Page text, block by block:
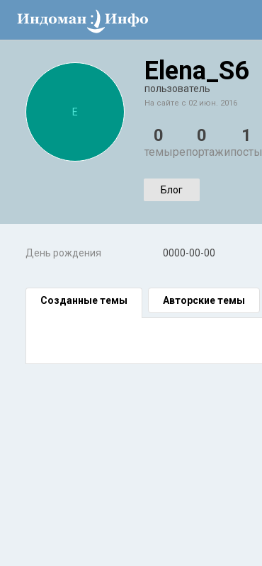
E
Elena_S6
пользователь
На сайте с 02 июн. 2016
0
темы
0
репортажи
1
посты
Блог
День рождения 0000-00-00
Созданные темы Авторские темы